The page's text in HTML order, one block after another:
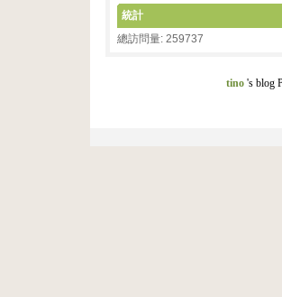
統計
總訪問量: 259737
tino's blog